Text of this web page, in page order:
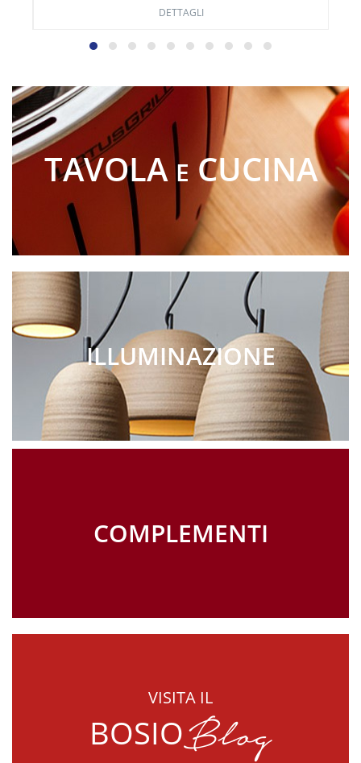
DETTAGLI
TAVOLAE CUCINA
ILLUMINAZIONE
COMPLEMENTI
VISITA IL
BOSIOBlog